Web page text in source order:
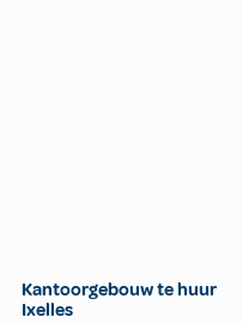
Kantoorgebouw te huur
Ixelles